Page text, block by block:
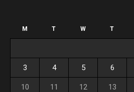
M T W T
3 4 5 6
10 11 12 13